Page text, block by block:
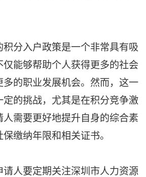
积分入户政策是一个非常具有吸
仅能够帮助个人获得更多的社会
的职业发展机会。然而，这一
的挑战，尤其是在积分竞争激
人需要更好地提升自身的综合素
缴纳年限和相关证书。
请人要定期关注深圳市人力资源